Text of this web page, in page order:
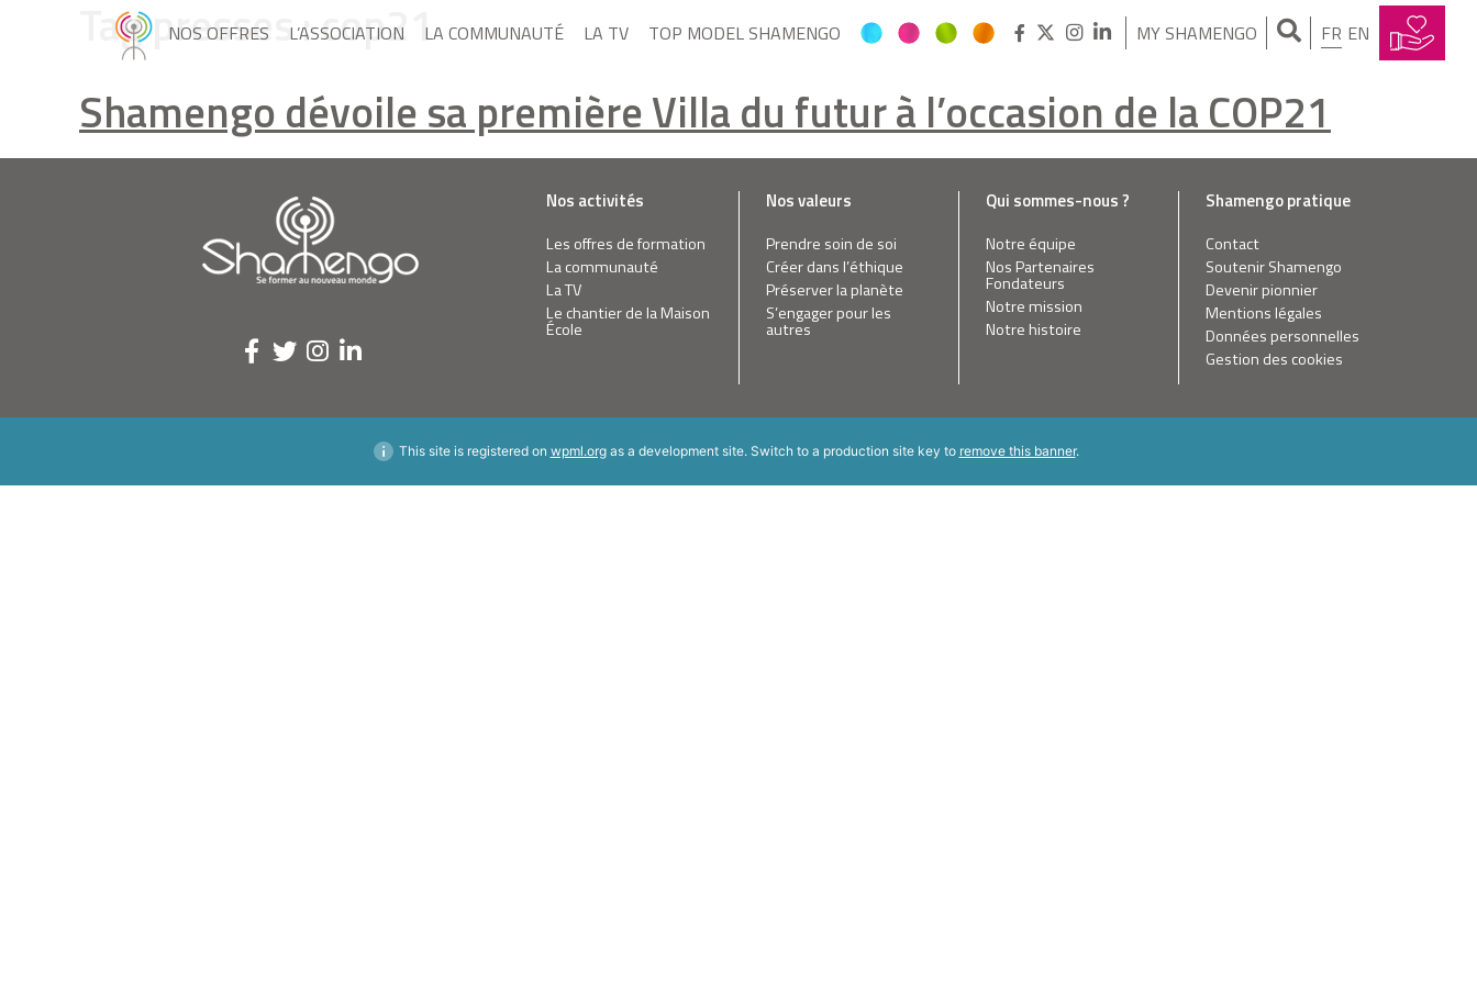
NOS OFFRES L’ASSOCIATION LA COMMUNAUTÉ LA TV TOP MODEL SHAMENGO MY SHAMENGO FR EN
Tag presses :cop21
Shamengo dévoile sa première Villa du futur à l’occasion de la COP21
Nos activités
Les offres de formation
La communauté
La TV
Le chantier de la Maison
École
Nos valeurs
Prendre soin de soi
Créer dans l’éthique
Préserver la planète
S’engager pour les
autres
Qui sommes-nous ?
Notre équipe
Nos Partenaires
Fondateurs
Notre mission
Notre histoire
Shamengo pratique
Contact
Soutenir Shamengo
Devenir pionnier
Mentions légales
Données personnelles
Gestion des cookies
This site is registered on wpml.orgas a development site. Switch to a production site key to remove this banner.